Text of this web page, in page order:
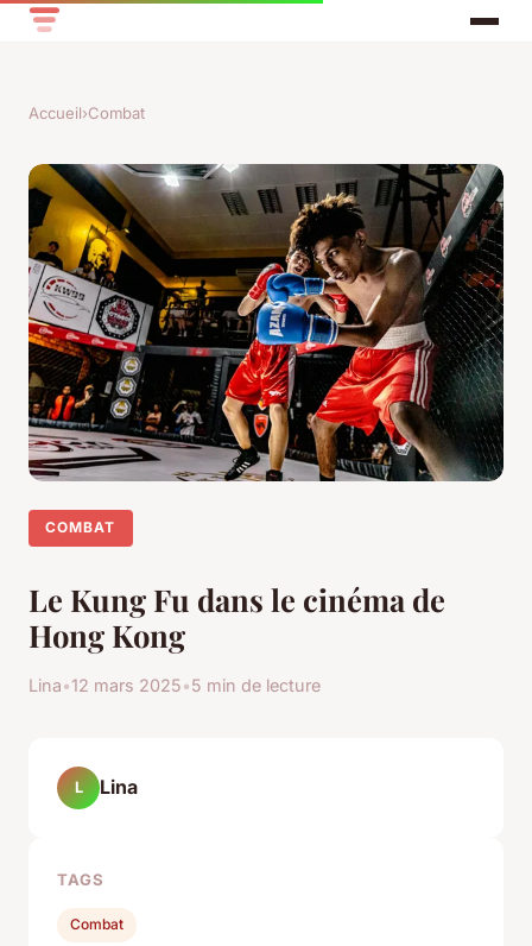
Accueil›Combat
COMBAT
Le Kung Fu dans le cinéma de
Hong Kong
Lina•12 mars 2025•5 min de lecture
L Lina
TAGS
Combat